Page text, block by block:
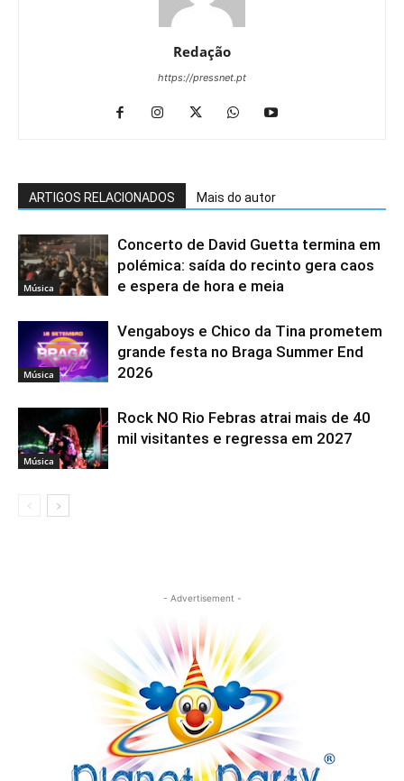
Redação
https://pressnet.pt
ARTIGOS RELACIONADOS Mais do autor
Música
Concerto de David Guetta termina em
polémica: saída do recinto gera caos
e espera de hora e meia
Música
Vengaboys e Chico da Tina prometem
grande festa no Braga Summer End
2026
Música
Rock NO Rio Febras atrai mais de 40
mil visitantes e regressa em 2027
- Advertisement -